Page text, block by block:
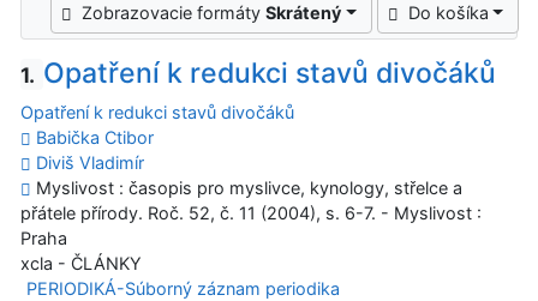
Zobrazovacie formátySkrátený Do košíka
1. Opatření k redukci stavů divočáků
Opatření k redukci stavů divočáků
Babička Ctibor
Diviš Vladimír
Myslivost : časopis pro myslivce, kynology, střelce a
přátele přírody. Roč. 52, č. 11 (2004), s. 6-7. - Myslivost :
Praha
xcla - ČLÁNKY
PERIODIKÁ-Súborný záznam periodika